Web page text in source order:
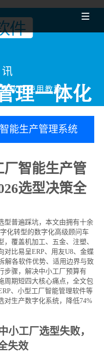
软件使用教程
能生产管理系统
百科
厂智能生产管
选型决策全
型普遍踩坑，本文由拥有十余
化转型的数字化高级顾问车
覆盖机加工、五金、注塑、
对比易呈ERP、用友U8、金蝶
解各软件优势、适用边界与致
步骤，解决中小工厂预算有
周期短四大核心痛点，全文包
、小型工厂智能管理软件等
对生产数字化系统，降低74%
小工厂选型失败，
失效